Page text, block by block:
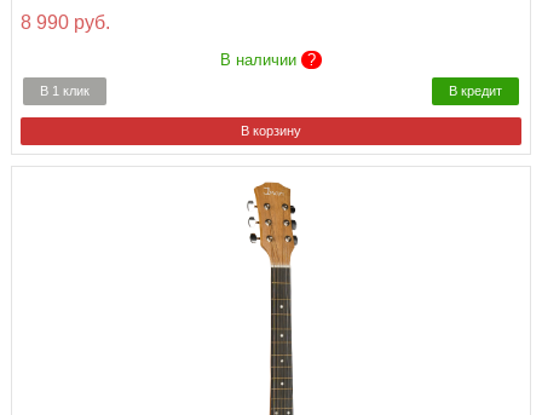
8 990 руб.
В наличии ?
В 1 клик В кредит